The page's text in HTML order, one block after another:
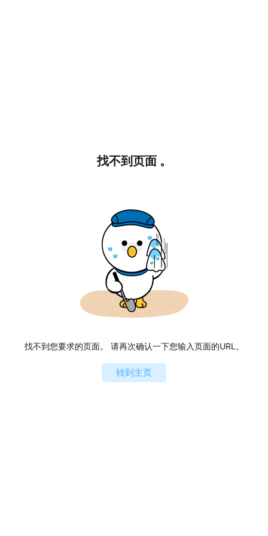
找不到页面 。
找不到您要求的页面。 请再次确认一下您输入页面的URL。
转到主页